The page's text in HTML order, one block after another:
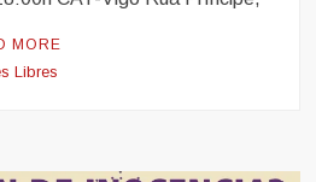
MORE
Libres